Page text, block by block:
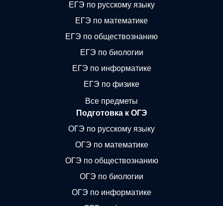
ЕГЭ по русскому языку
ЕГЭ по математике
ЕГЭ по обществознанию
ЕГЭ по биологии
ЕГЭ по информатике
ЕГЭ по физике
Все предметы
Подготовка к ОГЭ
ОГЭ по русскому языку
ОГЭ по математике
ОГЭ по обществознанию
ОГЭ по биологии
ОГЭ по информатике